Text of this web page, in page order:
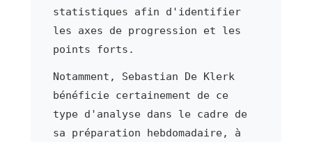
statistiques afin d'identifier
les axes de progression et les
points forts.
Notamment, Sebastian De Klerk
bénéficie certainement de ce
type d'analyse dans le cadre de
sa préparation hebdomadaire, à